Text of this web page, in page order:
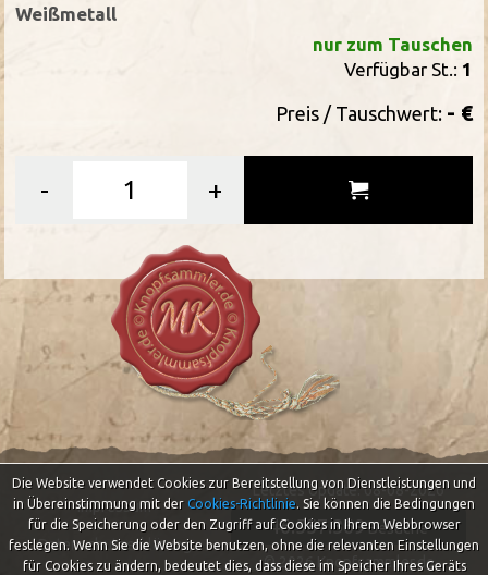
Weißmetall
nur zum Tauschen
Verfügbar St.: 1
Preis / Tauschwert: - €
- +
Impressum
Datenschutzerklärung
Letztes Update: 08-08-2026
46.557.369Besuche
© 2026 Knopfsammler.de
Die Website verwendet Cookies zur Bereitstellung von Dienstleistungen und
in Übereinstimmung mit der Cookies-Richtlinie. Sie können die Bedingungen
für die Speicherung oder den Zugriff auf Cookies in Ihrem Webbrowser
festlegen. Wenn Sie die Website benutzen, ohne die relevanten Einstellungen
für Cookies zu ändern, bedeutet dies, dass diese im Speicher Ihres Geräts